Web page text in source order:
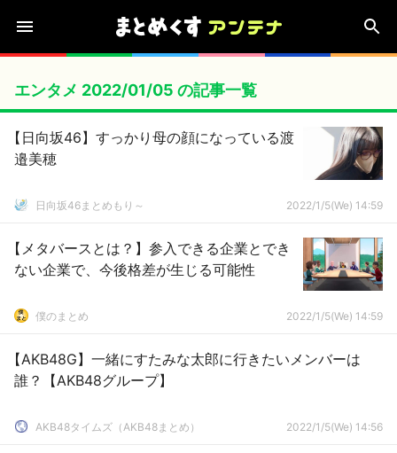
エンタメ 2022/01/05 の記事一覧
【日向坂46】すっかり母の顔になっている渡
邉美穂
日向坂46まとめもり～ 2022/1/5(We) 14:59
【メタバースとは？】参入できる企業とでき
ない企業で、今後格差が生じる可能性
僕のまとめ 2022/1/5(We) 14:59
【AKB48G】一緒にすたみな太郎に行きたいメンバーは
誰？【AKB48グループ】
AKB48タイムズ（AKB48まとめ） 2022/1/5(We) 14:56